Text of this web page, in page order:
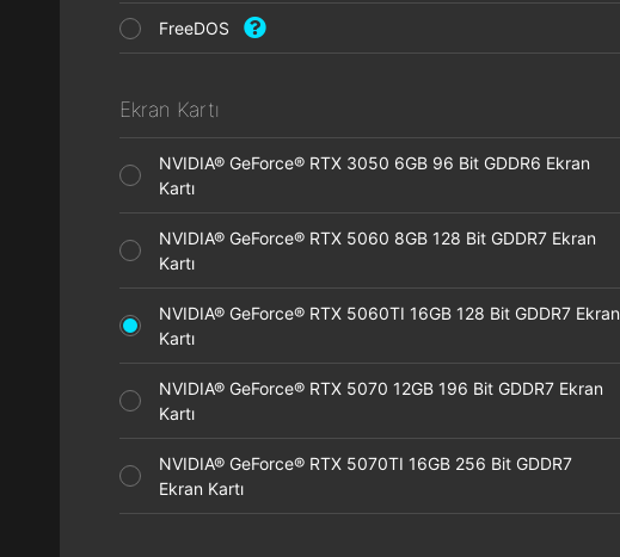
FreeDOS
Ekran Kartı
NVIDIA® GeForce® RTX 3050 6GB 96 Bit GDDR6 Ekran
Kartı
NVIDIA® GeForce® RTX 5060 8GB 128 Bit GDDR7 Ekran
Kartı
NVIDIA® GeForce® RTX 5060TI 16GB 128 Bit GDDR7 Ekran
Kartı
NVIDIA® GeForce® RTX 5070 12GB 196 Bit GDDR7 Ekran
Kartı
NVIDIA® GeForce® RTX 5070TI 16GB 256 Bit GDDR7
Ekran Kartı